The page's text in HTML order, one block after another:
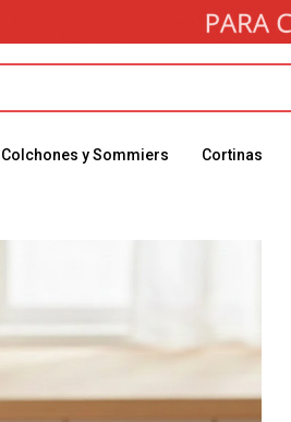
Colchones y Sommiers Cortinas